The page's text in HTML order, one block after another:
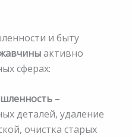
и быту
активно
сферах:
–
деталей, удаление
очистка старых